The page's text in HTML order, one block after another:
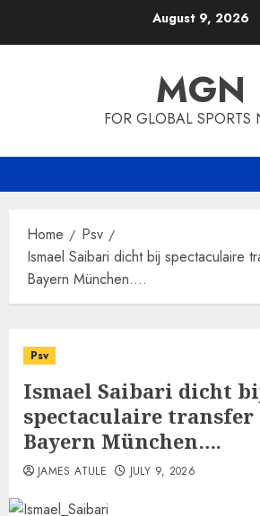
August 9, 2026
MGN
FOR GLOBAL SPORTS
Home
Psv
Ismael Saibari dicht bij spectaculaire
Bayern München….
Psv
Ismael Saibari dicht
spectaculaire transfer
Bayern München….
JAMES ATULE JULY 9, 2026